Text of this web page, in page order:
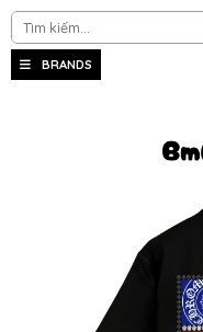
BRANDS